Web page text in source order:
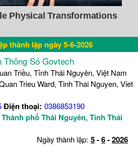
thành lập ngày 5-6-2026
Thông Số Govtech
Triều, Tỉnh Thái Nguyên, Việt Nam
Trieu Ward, Tinh Thai Nguyen, Viet
Điện thoại: 0386853190
Thành phố Thái Nguyên, Tỉnh Thái
Ngày thành lập: 5-6-2026